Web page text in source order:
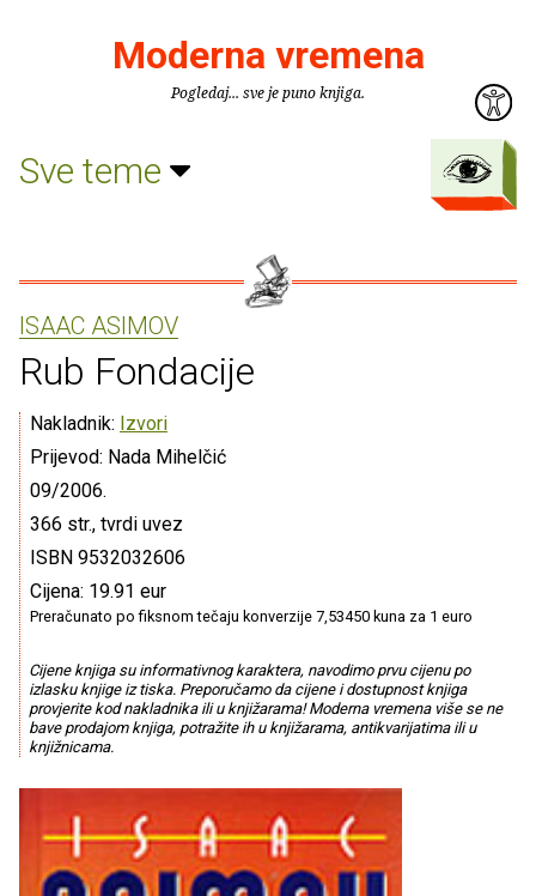
Moderna vremena
Pogledaj... sve je puno knjiga.
Sve teme
ISAAC ASIMOV
Rub Fondacije
Nakladnik: Izvori
Prijevod: Nada Mihelčić
09/2006.
366 str., tvrdi uvez
ISBN 9532032606
Cijena: 19.91 eur
Preračunato po fiksnom tečaju konverzije 7,53450 kuna za 1 euro
Cijene knjiga su informativnog karaktera, navodimo prvu cijenu po
izlasku knjige iz tiska. Preporučamo da cijene i dostupnost knjiga
provjerite kod nakladnika ili u knjižarama! Moderna vremena više se ne
bave prodajom knjiga, potražite ih u knjižarama, antikvarijatima ili u
knjižnicama.